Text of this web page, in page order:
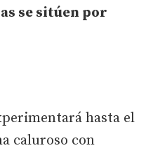
se sitúen por
hasta el
caluroso con